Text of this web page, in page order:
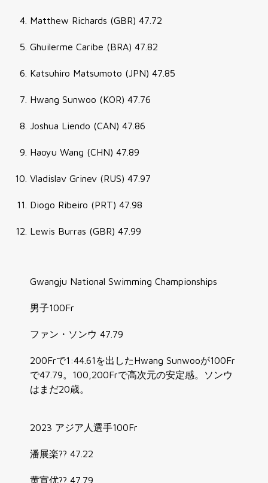
Matthew Richards (GBR) 47.72
Ghuilerme Caribe (BRA) 47.82
Katsuhiro Matsumoto (JPN) 47.85
Hwang Sunwoo (KOR) 47.76
Joshua Liendo (CAN) 47.86
Haoyu Wang (CHN) 47.89
Vladislav Grinev (RUS) 47.97
Diogo Ribeiro (PRT) 47.98
Lewis Burras (GBR) 47.99
Gwangju National Swimming Championships
男子100Fr
ファン・ソンウ 47.79
200Frで1:44.61を出したHwang Sunwooが100Fr
で47.79。100,200Frで高次元の安定感。ソンウ
はまだ20歳。
2023 アジア人選手100Fr
潘展楽?? 47.22
黄宣优?? 47.79